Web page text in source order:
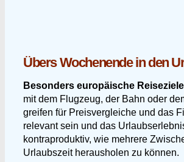
Übers Wochenende in den
Besonders europäische
mit dem Flugzeug, der Bahn oder
greifen für Preisvergleiche und das
relevant sein und das
kontraproduktiv, wie mehrere
Urlaubszeit herausholen zu können.